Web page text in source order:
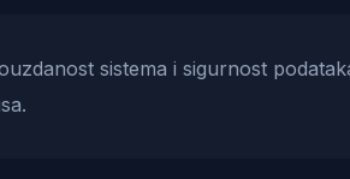
sistema i sigurnost